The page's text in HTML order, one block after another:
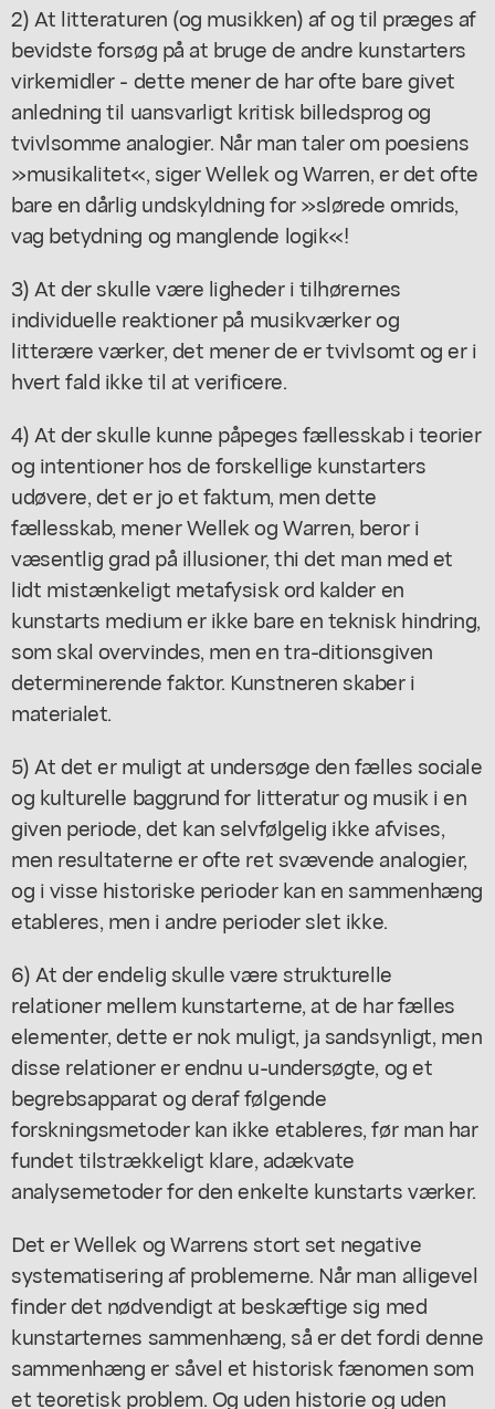
2) At litteraturen (og musikken) af og til præges af
bevidste forsøg på at bruge de andre kunstarters
virkemidler - dette mener de har ofte bare givet
anledning til uansvarligt kritisk billedsprog og
tvivlsomme analogier. Når man taler om poesiens
»musikalitet«, siger Wellek og Warren, er det ofte
bare en dårlig undskyldning for »slørede omrids,
vag betydning og manglende logik«!
3) At der skulle være ligheder i tilhørernes
individuelle reaktioner på musikværker og
litterære værker, det mener de er tvivlsomt og er i
hvert fald ikke til at verificere.
4) At der skulle kunne påpeges fællesskab i teorier
og intentioner hos de forskellige kunstarters
udøvere, det er jo et faktum, men dette
fællesskab, mener Wellek og Warren, beror i
væsentlig grad på illusioner, thi det man med et
lidt mistænkeligt metafysisk ord kalder en
kunstarts medium er ikke bare en teknisk hindring,
som skal overvindes, men en tra-ditionsgiven
determinerende faktor. Kunstneren skaber i
materialet.
5) At det er muligt at undersøge den fælles sociale
og kulturelle baggrund for litteratur og musik i en
given periode, det kan selvfølgelig ikke afvises,
men resultaterne er ofte ret svævende analogier,
og i visse historiske perioder kan en sammenhæng
etableres, men i andre perioder slet ikke.
6) At der endelig skulle være strukturelle
relationer mellem kunstarterne, at de har fælles
elementer, dette er nok muligt, ja sandsynligt, men
disse relationer er endnu u-undersøgte, og et
begrebsapparat og deraf følgende
forskningsmetoder kan ikke etableres, før man har
fundet tilstrækkeligt klare, adækvate
analysemetoder for den enkelte kunstarts værker.
Det er Wellek og Warrens stort set negative
systematisering af problemerne. Når man alligevel
finder det nødvendigt at beskæftige sig med
kunstarternes sammenhæng, så er det fordi denne
sammenhæng er såvel et historisk fænomen som
et teoretisk problem. Og uden historie og uden